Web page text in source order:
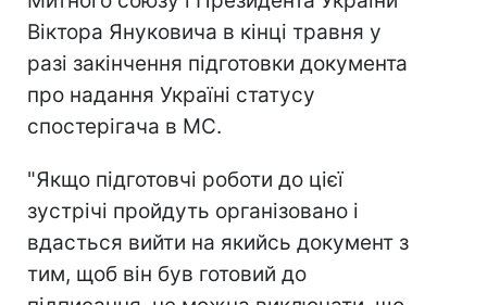
Віктора Януковича в кінці травня у
разі закінчення підготовки документа
про надання Україні статусу
спостерігача в МС.
"Якщо підготовчі роботи до цієї
зустрічі пройдуть організовано і
вдасться вийти на якийсь документ з
тим, щоб він був готовий до